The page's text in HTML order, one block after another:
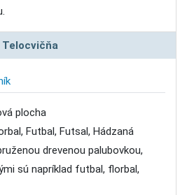
Telocvičňa
plocha
Futbal, Futsal, Hádzaná
drevenou palubovkou,
sú napríklad futbal, florbal,